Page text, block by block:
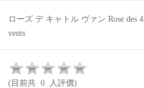
ローズ デ キャトル ヴァン Rose des 4
vents
(目前共 0 人評價)